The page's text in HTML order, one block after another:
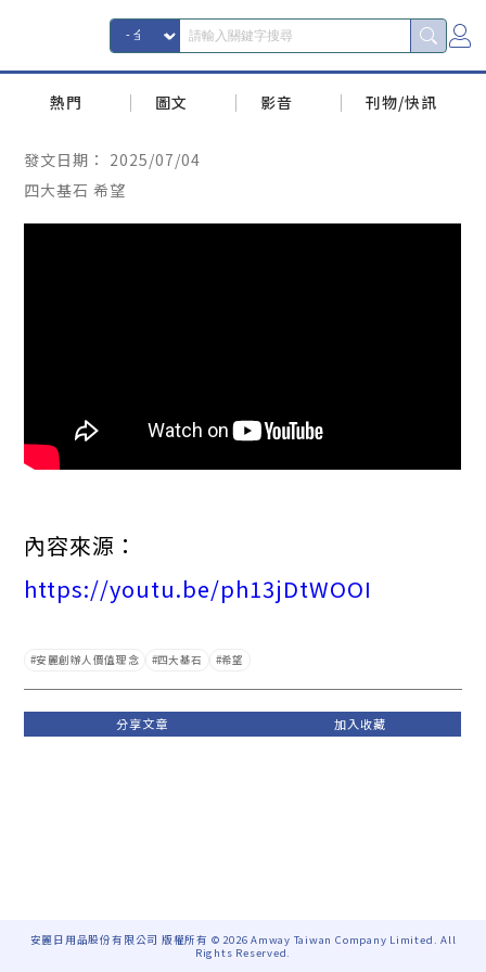
熱門 圖文 影音 刊物/快訊
發文日期： 2025/07/04
四大基石 希望
內容來源：
https://youtu.be/ph13jDtWOOI
安麗創辦人價值理念 四大基石 希望
安麗日用品股份有限公司 版權所有 © 2026 Amway Taiwan Company Limited. All
Rights Reserved.